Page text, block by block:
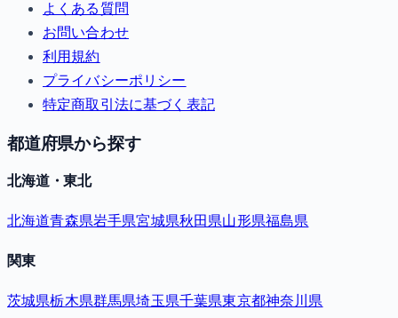
よくある質問
お問い合わせ
利用規約
プライバシーポリシー
特定商取引法に基づく表記
都道府県から探す
北海道・東北
北海道青森県岩手県宮城県秋田県山形県福島県
関東
茨城県栃木県群馬県埼玉県千葉県東京都神奈川県